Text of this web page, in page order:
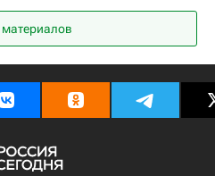
материалов